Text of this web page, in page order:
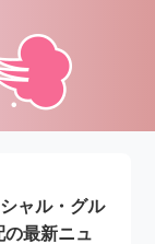
ャル・グル
最新ニュ